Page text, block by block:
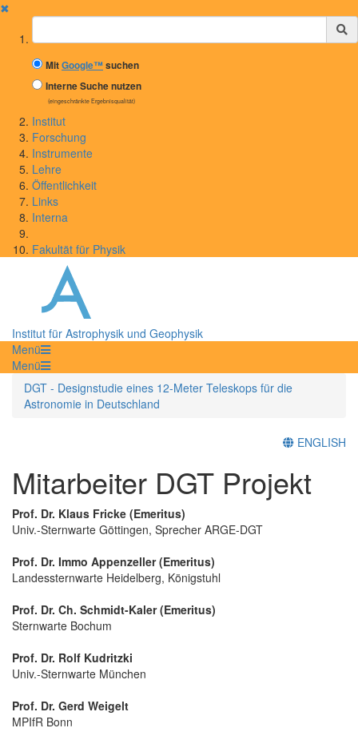
✖
Suchbegriff
MitGoogle™suchen
Interne Suche nutzen
(eingeschränkte Ergebnisqualität)
Institut
Forschung
Instrumente
Lehre
Öffentlichkeit
Links
Interna
Fakultät für Physik
Institut für Astrophysik und Geophysik
Menü
Menü
DGT - Designstudie eines 12-Meter Teleskops für die
Astronomie in Deutschland
ENGLISH
Mitarbeiter DGT Projekt
Prof. Dr. Klaus Fricke (Emeritus)
Univ.-Sternwarte Göttingen, Sprecher ARGE-DGT
Prof. Dr. Immo Appenzeller (Emeritus)
Landessternwarte Heidelberg, Königstuhl
Prof. Dr. Ch. Schmidt-Kaler (Emeritus)
Sternwarte Bochum
Prof. Dr. Rolf Kudritzki
Univ.-Sternwarte München
Prof. Dr. Gerd Weigelt
MPIfR Bonn